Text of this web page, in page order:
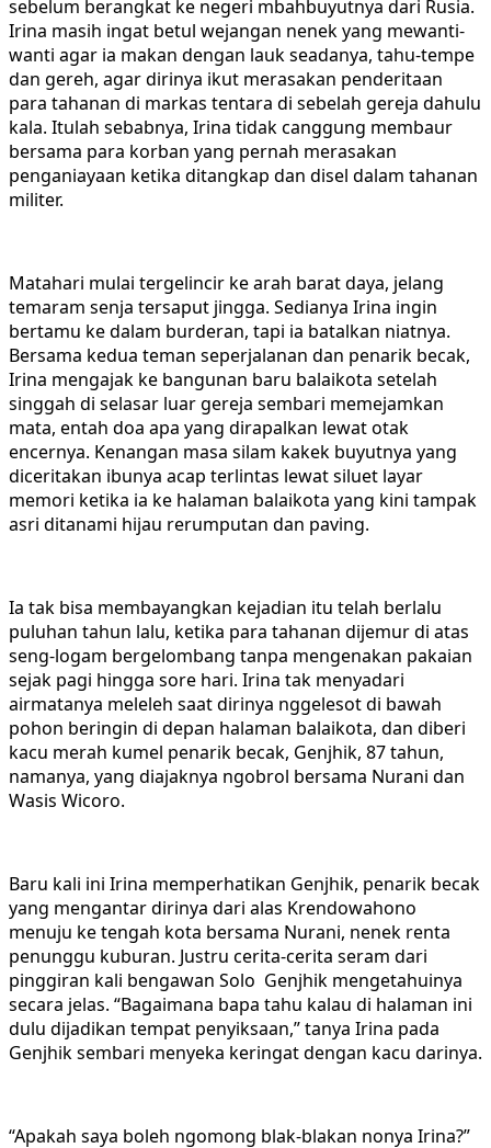
sebelum berangkat ke negeri mbahbuyutnya dari Rusia.
Irina masih ingat betul wejangan nenek yang mewanti-
wanti agar ia makan dengan lauk seadanya, tahu-tempe
dan gereh, agar dirinya ikut merasakan penderitaan
para tahanan di markas tentara di sebelah gereja dahulu
kala. Itulah sebabnya, Irina tidak canggung membaur
bersama para korban yang pernah merasakan
penganiayaan ketika ditangkap dan disel dalam tahanan
militer.
Matahari mulai tergelincir ke arah barat daya, jelang
temaram senja tersaput jingga. Sedianya Irina ingin
bertamu ke dalam burderan, tapi ia batalkan niatnya.
Bersama kedua teman seperjalanan dan penarik becak,
Irina mengajak ke bangunan baru balaikota setelah
singgah di selasar luar gereja sembari memejamkan
mata, entah doa apa yang dirapalkan lewat otak
encernya. Kenangan masa silam kakek buyutnya yang
diceritakan ibunya acap terlintas lewat siluet layar
memori ketika ia ke halaman balaikota yang kini tampak
asri ditanami hijau rerumputan dan paving.
Ia tak bisa membayangkan kejadian itu telah berlalu
puluhan tahun lalu, ketika para tahanan dijemur di atas
seng-logam bergelombang tanpa mengenakan pakaian
sejak pagi hingga sore hari. Irina tak menyadari
airmatanya meleleh saat dirinya nggelesot di bawah
pohon beringin di depan halaman balaikota, dan diberi
kacu merah kumel penarik becak, Genjhik, 87 tahun,
namanya, yang diajaknya ngobrol bersama Nurani dan
Wasis Wicoro.
Baru kali ini Irina memperhatikan Genjhik, penarik becak
yang mengantar dirinya dari alas Krendowahono
menuju ke tengah kota bersama Nurani, nenek renta
penunggu kuburan. Justru cerita-cerita seram dari
pinggiran kali bengawan Solo Genjhik mengetahuinya
secara jelas. “Bagaimana bapa tahu kalau di halaman ini
dulu dijadikan tempat penyiksaan,” tanya Irina pada
Genjhik sembari menyeka keringat dengan kacu darinya.
“Apakah saya boleh ngomong blak-blakan nonya Irina?”